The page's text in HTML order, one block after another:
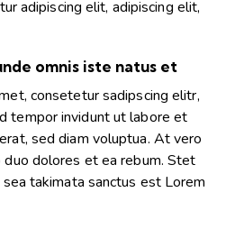
adipiscing elit, adipiscing elit,
omnis iste natus et
consetetur sadipscing elitr,
tempor invidunt ut labore et
sed diam voluptua. At vero
dolores et ea rebum. Stet
takimata sanctus est Lorem